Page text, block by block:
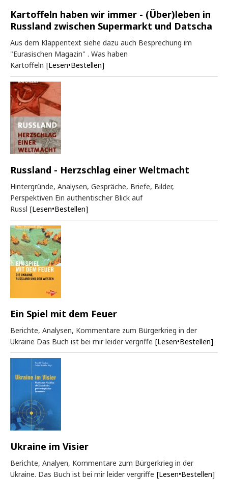
Kartoffeln haben wir immer - (Über)leben in
Russland zwischen Supermarkt und Datscha
Aus dem Klappentext siehe dazu auch Besprechung im
"Eurasischen Magazin" . Was haben
Kartoffeln [Lesen•Bestellen]
Russland - Herzschlag einer Weltmacht
Hintergründe, Analysen, Gespräche, Briefe, Bilder,
Perspektiven Ein authentischer Blick auf
Russl [Lesen•Bestellen]
Ein Spiel mit dem Feuer
Berichte, Analysen, Kommentare zum Bürgerkrieg in der
Ukraine Das Buch ist bei mir leider vergriffe [Lesen•Bestellen]
Ukraine im Visier
Berichte, Analyen, Kommentare zum Bürgerkrieg in der
Ukraine. Das Buch ist bei mir leider vergriffe [Lesen•Bestellen]